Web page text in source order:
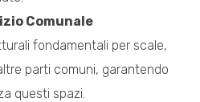
Comunale
fondamentali per scale,
parti comuni, garantendo
questi spazi.